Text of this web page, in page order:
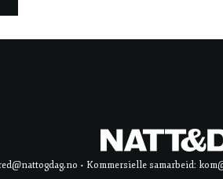
• Kommersielle samarbeid: